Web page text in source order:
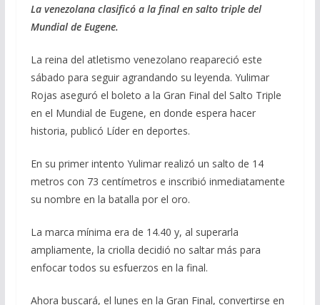
La venezolana clasificó a la final en salto triple del
Mundial de Eugene.
La reina del atletismo venezolano reapareció este
sábado para seguir agrandando su leyenda. Yulimar
Rojas aseguró el boleto a la Gran Final del Salto Triple
en el Mundial de Eugene, en donde espera hacer
historia, publicó Líder en deportes.
En su primer intento Yulimar realizó un salto de 14
metros con 73 centímetros e inscribió inmediatamente
su nombre en la batalla por el oro.
La marca mínima era de 14.40 y, al superarla
ampliamente, la criolla decidió no saltar más para
enfocar todos su esfuerzos en la final.
Ahora buscará, el lunes en la Gran Final, convertirse en